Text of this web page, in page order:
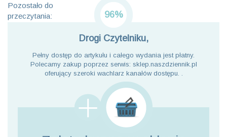
Pozostało do
przeczytania:
96%
Drogi Czytelniku,
Pełny dostęp do artykułu i całego wydania jest płatny.
Polecamy zakup poprzez serwis: sklep.naszdziennik.pl
oferujący szeroki wachlarz kanałów dostępu. .